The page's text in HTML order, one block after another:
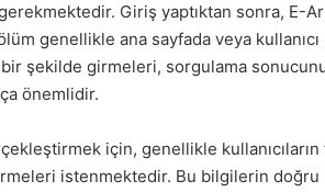
Giriş yaptıktan sonra, E-
genellikle ana sayfada veya
bir şekilde girmeleri, sorgulama
önemlidir.
için, genellikle kullanıcıların
istenmektedir. Bu bilgilerin